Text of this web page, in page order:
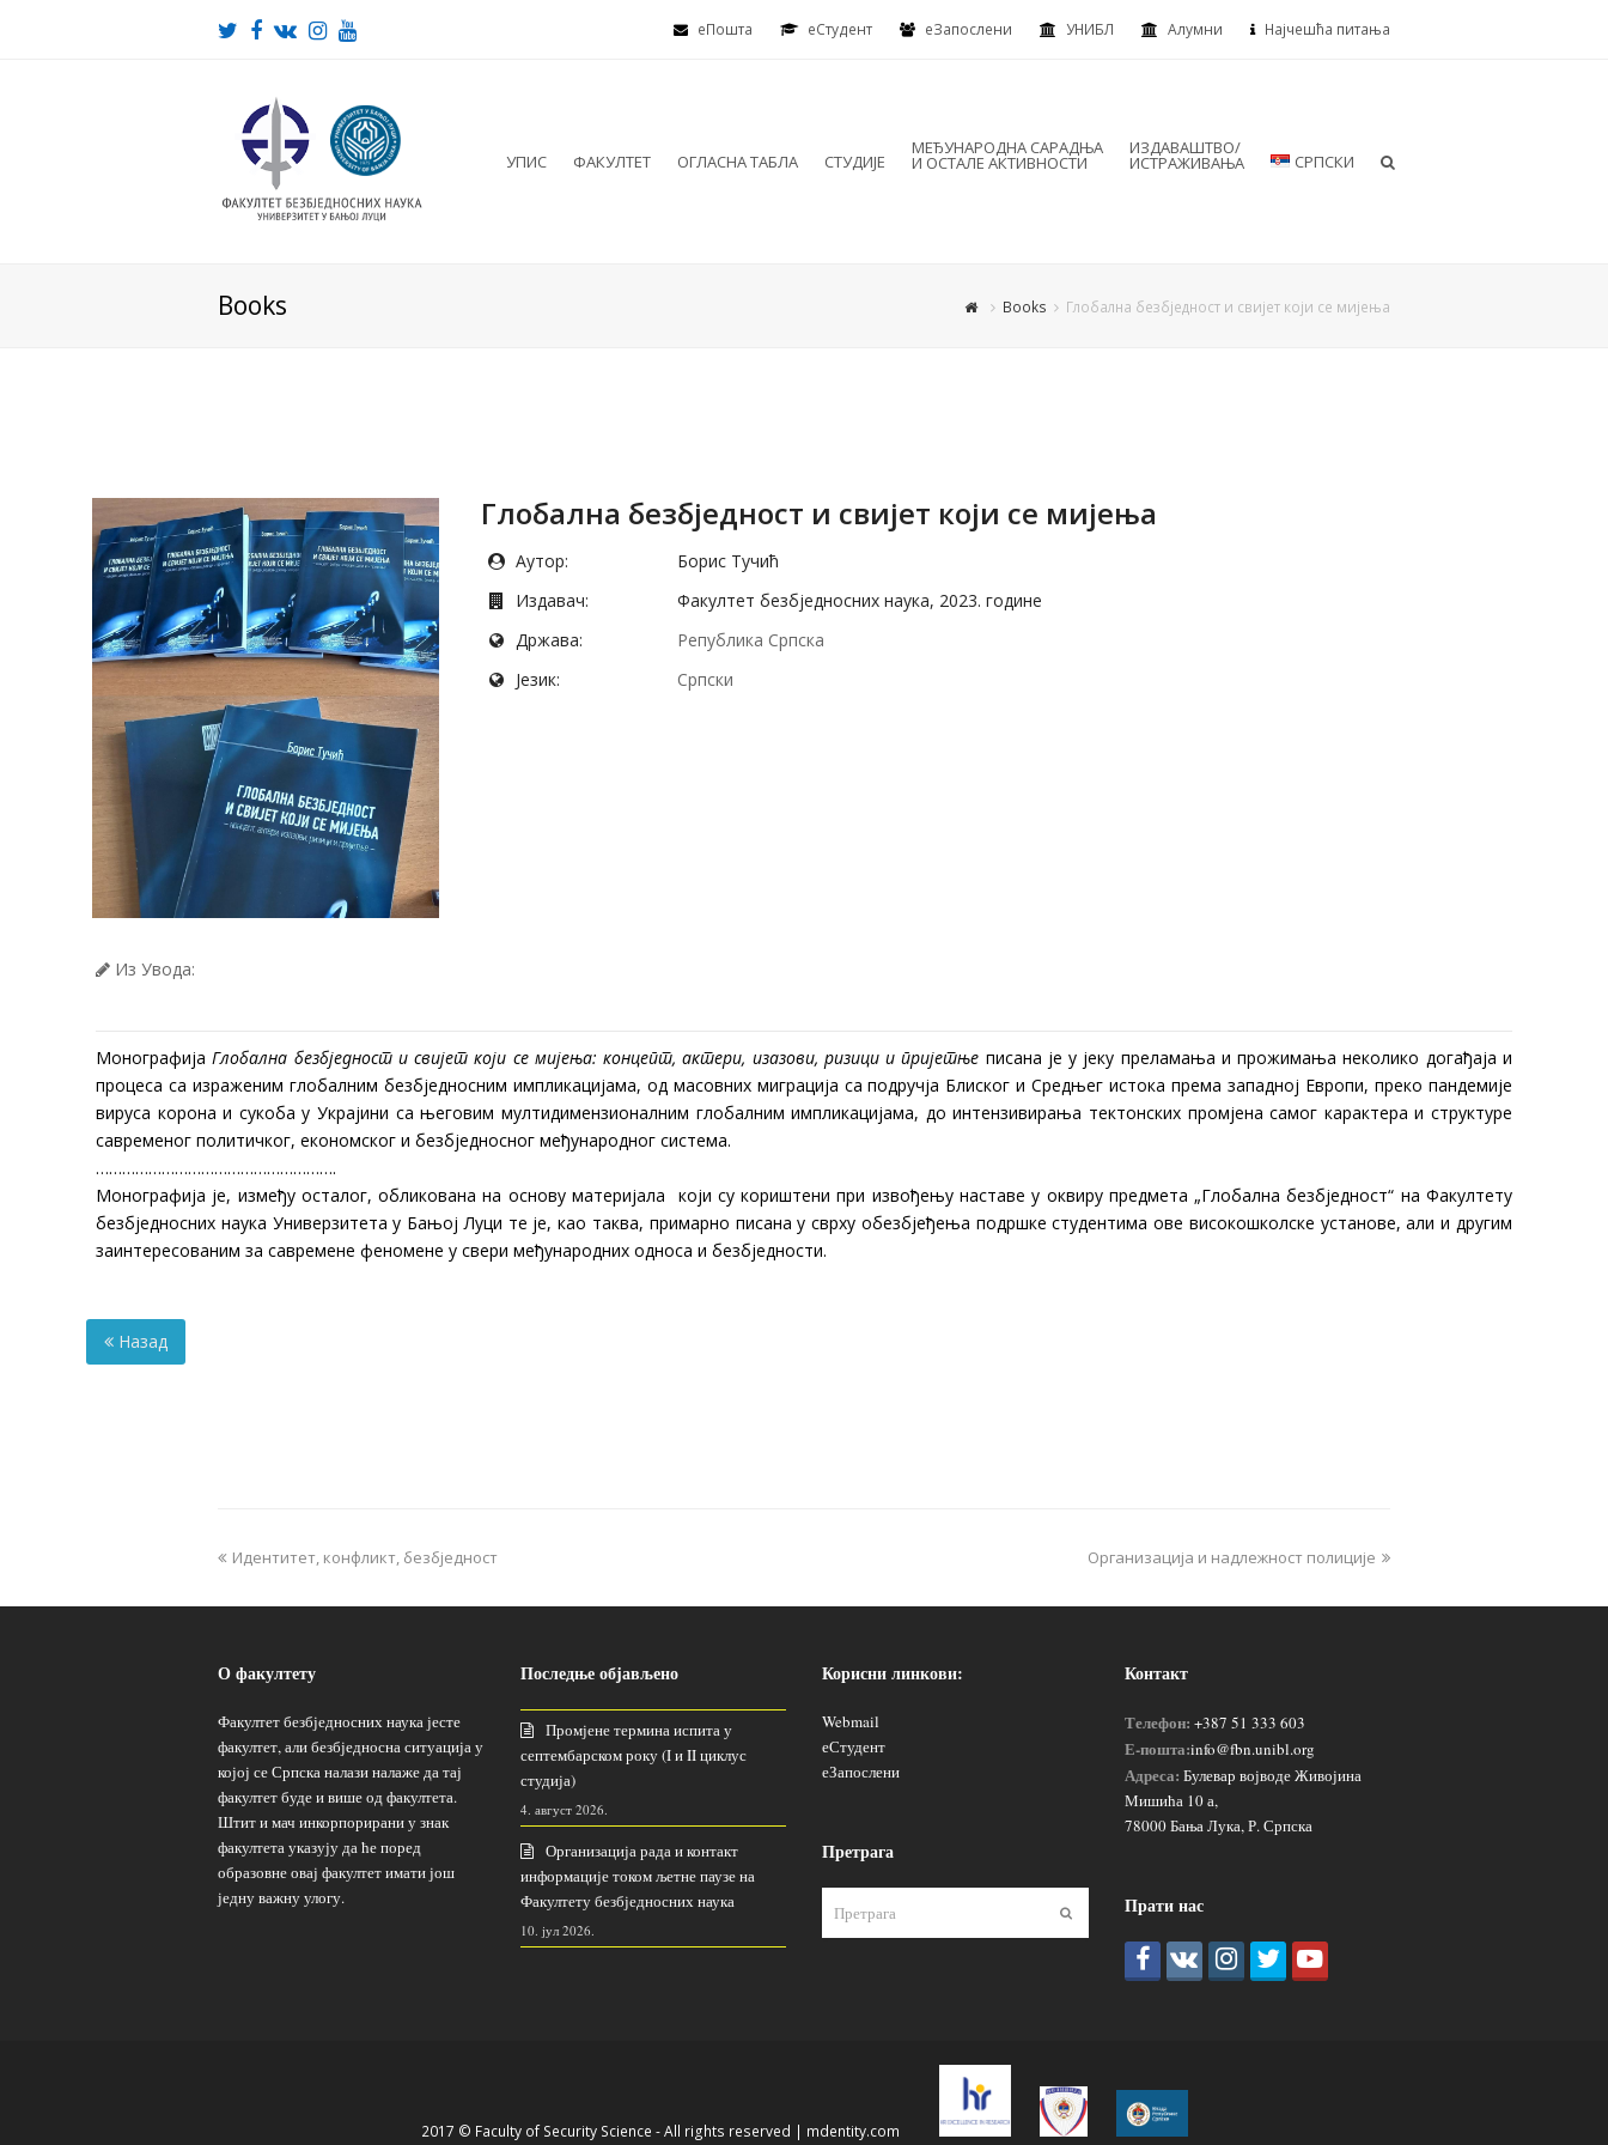
еПошта eСтудент еЗапослени УНИБЛ Алумни Најчешћа питања
Twitter
Facebook
VKInstagram
Youtube
УПИС ФАКУЛТЕТ ОГЛАСНА ТАБЛА СТУДИЈЕ
МЕЂУНАРОДНА САРАДЊА
И ОСТАЛЕ АКТИВНОСТИ
ИЗДАВАШТВО/
ИСТРАЖИВАЊА СРПСКИ
Books Books Глобална безбједност и свијет који се мијења
Глобална безбједност и свијет који се мијења
Аутор:
Борис Тучић
Издавач:
Факултет безбједносних наука, 2023. године
Држава:
Република Српска
Језик:
Српски
Из Увода:
МонографијаГлобална безбједност и свијет који се мијења: концепт, актери, изазови, ризици и пријетње писана је у јеку преламања и прожимања неколико догађаја и
процеса са израженим глобалним безбједносним импликацијама, од масовних миграција са подручја Блиског и Средњег истока према западној Европи, преко пандемије
вируса корона и сукоба у Украјини са његовим мултидимензионалним глобалним импликацијама, до интензивирања тектонских промјена самог карактера и структуре
савременог политичког, економског и безбједносног међународног система.
……………………………………………….
Монографија је, између осталог, обликована на основу материјала који су кориштени при извођењу наставе у оквиру предмета „Глобална безбједност“ на Факултету
безбједносних наука Универзитета у Бањој Луци те је, као таква, примарно писана у сврху обезбјеђења подршке студентима ове високошколске установе, али и другим
заинтересованим за савремене феномене у свери међународних односа и безбједности.
Назад
Идентитет, конфликт, безбједност Организација и надлежност полиције
О факултету
Факултет безбједносних наука јесте
факултет, али безбједносна ситуација у
којој се Српска налази налаже да тај
факултет буде и више од факултета.
Штит и мач инкорпорирани у знак
факултета указују да ће поред
образовне овај факултет имати још
једну важну улогу.
Последње објављено
Промјене термина испита у
септембарском року (I и II циклус
студија)
4. август 2026.
Организација рада и контакт
информације током љетне паузе на
Факултету безбједносних наука
10. јул 2026.
Корисни линкови:
Webmail
еСтудент
еЗапослени
Претрага
Пошаљи
Контакт
Телефон: +387 51 333 603
Е-пошта:info@fbn.unibl.org
Адреса: Булевар војводе Живојина
Мишића 10 а,
78000 Бања Лука, Р. Српска
Прати нас
2017 © Faculty of Security Science - All rights reserved | mdentity.com